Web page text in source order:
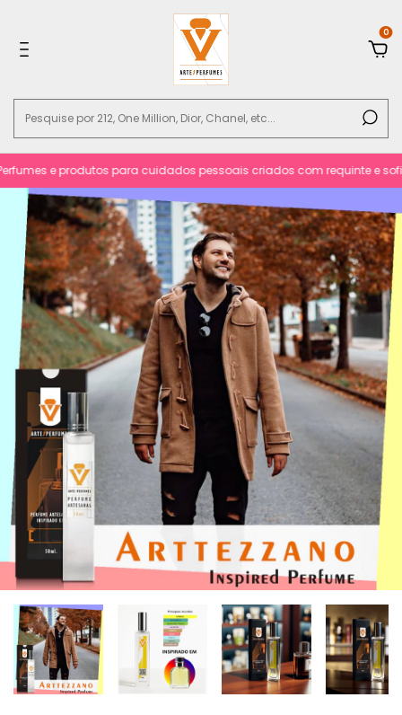
0
e produtos para cuidados pessoais criados com requinte e